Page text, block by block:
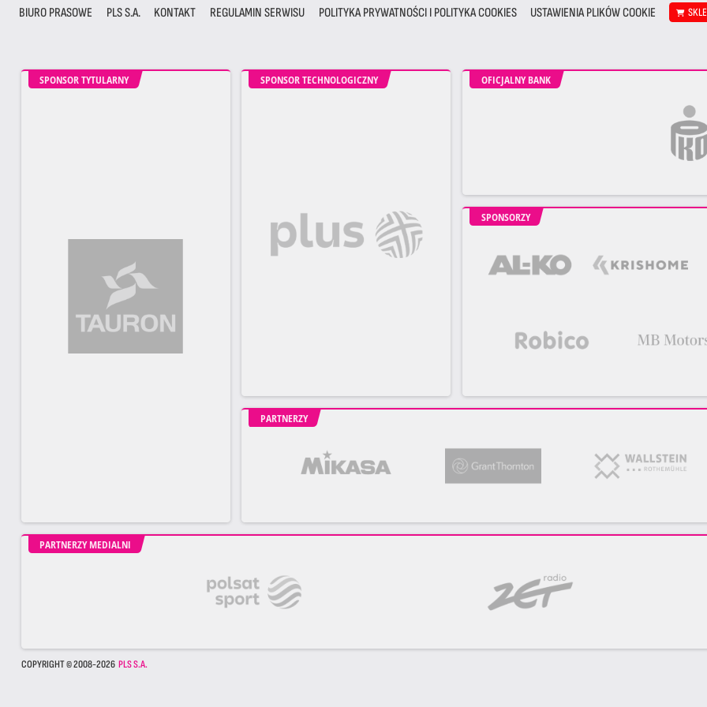
BIURO PRASOWE PLS S.A. KONTAKT REGULAMIN SERWISU POLITYKA PRYWATNOŚCI I POLITYKA COOKIES USTAWIENIA PLIKÓW COOKIE
SPONSOR TYTULARNY SPONSOR TECHNOLOGICZNY OFICJALNY BANK
SPONSORZY
PARTNERZY
PARTNERZY MEDIALNI
COPYRIGHT © 2008-2026 PLS S.A.